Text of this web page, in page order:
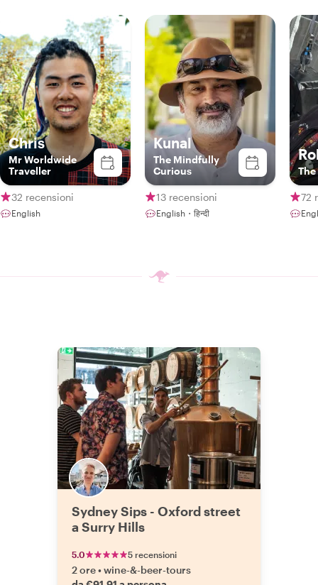
Chris
Mr Worldwide
Traveller
32 recensioni
English
Kunal
The Mindfully
Curious
13 recensioni
English・हिन्दी
72
Sydney Sips - Oxford street
a Surry Hills
5.0 5 recensioni
2 ore•wine-&-beer-tours